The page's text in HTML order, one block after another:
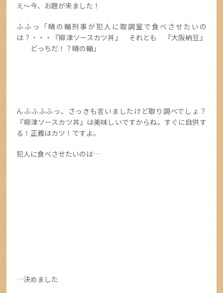
え～今、お題が来ました！
ふふっ「晴の輔刑事が犯人に取調室で食べさせたいの
は？・・・『柳津ソースカツ丼』 それとも 『大阪納豆』
どっちだ！？晴の輔」
んふふふふっ、さっきも言いましたけど取り調べでしょ？
『柳津ソースカツ丼』は美味しいですからね。すぐに自供す
る！正義はカツ！ですよ。
犯人に食べさせたいのは…
…決めました